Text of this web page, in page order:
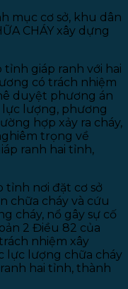
mục cơ sở, khu dân
CHÁY xây dựng
giáp ranh với hai
có trách nhiệm
duyệt phương án
lượng, phương
hợp xảy ra cháy,
trọng về
ranh hai tỉnh,
tỉnh nơi đặt cơ sở
chữa cháy và cứu
cháy, nổ gây sự cố
2 Điều 82 của
nhiệm xây
lực lượng chữa cháy
hai tỉnh, thành